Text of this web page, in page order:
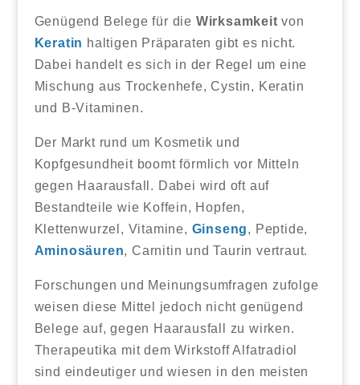
Genügend Belege für die Wirksamkeit von
Keratin haltigen Präparaten gibt es nicht.
Dabei handelt es sich in der Regel um eine
Mischung aus Trockenhefe, Cystin, Keratin
und B-Vitaminen.
Der Markt rund um Kosmetik und
Kopfgesundheit boomt förmlich vor Mitteln
gegen Haarausfall. Dabei wird oft auf
Bestandteile wie Koffein, Hopfen,
Klettenwurzel, Vitamine, Ginseng, Peptide,
Aminosäuren, Carnitin und Taurin vertraut.
Forschungen und Meinungsumfragen zufolge
weisen diese Mittel jedoch nicht genügend
Belege auf, gegen Haarausfall zu wirken.
Therapeutika mit dem Wirkstoff Alfatradiol
sind eindeutiger und wiesen in den meisten